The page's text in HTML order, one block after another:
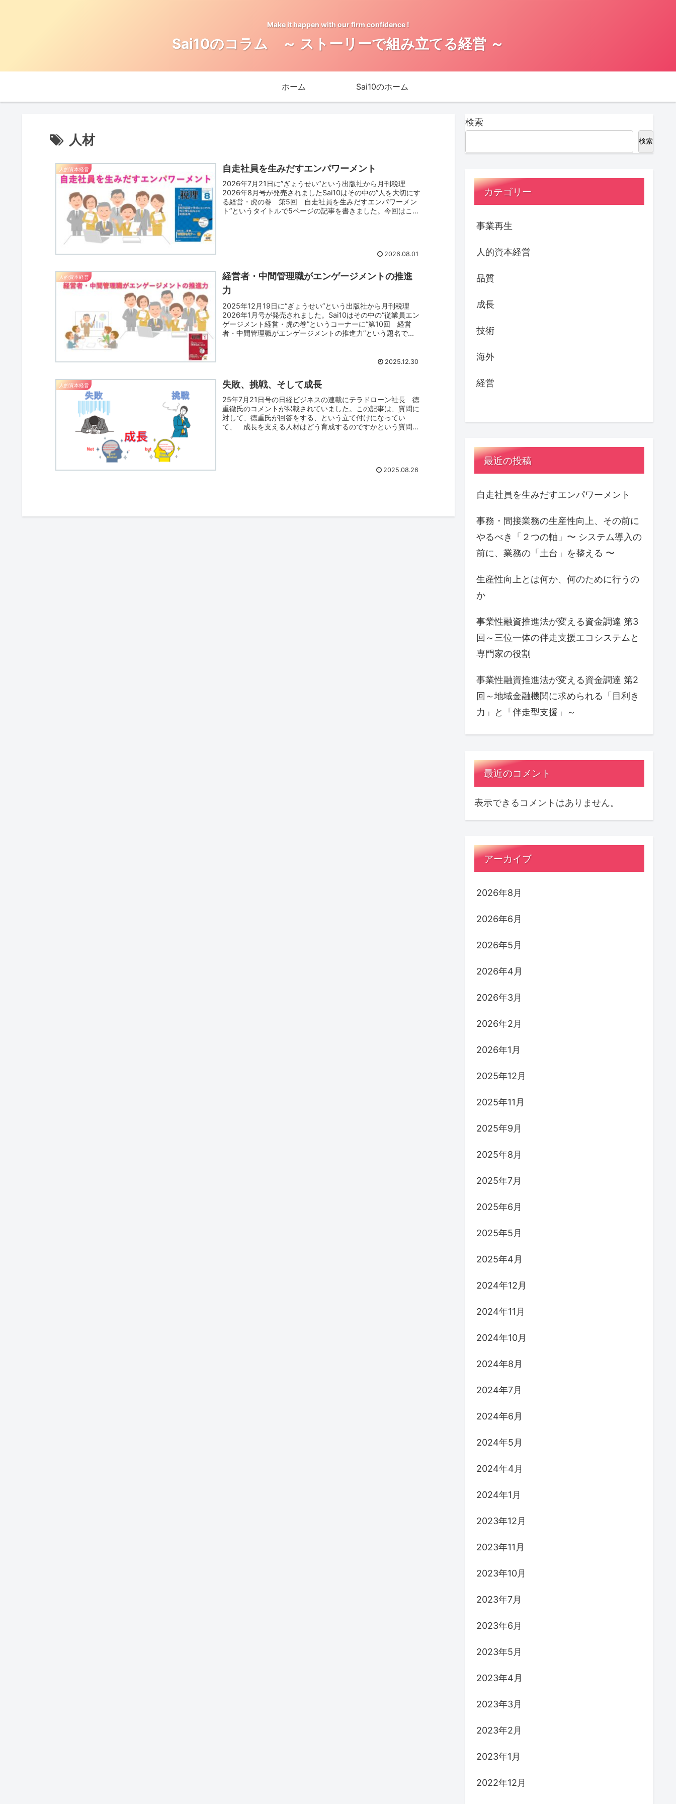
Make it happen with our firm confidence !
Sai10のコラム ～ ストーリーで組み立てる経営 ～
ホーム Sai10のホーム
人材
人的資本経営 自走社員を生みだすエンパワーメント
2026年7月21日に”ぎょうせい”という出版社から月刊税理
2026年8月号が発売されましたSai10はその中の”人を大切にす
る経営・虎の巻 第5回 自走社員を生みだすエンパワーメン
ト”というタイトルで5ページの記事を書きました。今回はこ
2026.08.01
人的資本経営
経営者・中間管理職がエンゲージメントの推進
力
2025年12月19日に“ぎょうせい”という出版社から月刊税理
2026年1月号が発売されました。Sai10はその中の“従業員エン
ゲージメント経営・虎の巻”というコーナーに“第10回 経営
者・中間管理職がエンゲージメントの推進力”という題名で...
2025.12.30
人的資本経営 失敗、挑戦、そして成長
25年7月21日号の日経ビジネスの連載にテラドローン社長 徳
重徹氏のコメントが掲載されていました。この記事は、質問に
対して、徳重氏が回答をする、という立て付けになってい
て、 成長を支える人材はどう育成するのですかという質問対
2025.08.26
検索
検索
カテゴリー
事業再生
人的資本経営
品質
成長
技術
海外
経営
最近の投稿
自走社員を生みだすエンパワーメント
事務・間接業務の生産性向上、その前に
やるべき「２つの軸」〜 システム導入の
前に、業務の「土台」を整える 〜
生産性向上とは何か、何のために行うの
か
事業性融資推進法が変える資金調達 第3
回～三位一体の伴走支援エコシステムと
専門家の役割
事業性融資推進法が変える資金調達 第2
回～地域金融機関に求められる「目利き
力」と「伴走型支援」～
最近のコメント
表示できるコメントはありません。
アーカイブ
2026年8月
2026年6月
2026年5月
2026年4月
2026年3月
2026年2月
2026年1月
2025年12月
2025年11月
2025年9月
2025年8月
2025年7月
2025年6月
2025年5月
2025年4月
2024年12月
2024年11月
2024年10月
2024年8月
2024年7月
2024年6月
2024年5月
2024年4月
2024年1月
2023年12月
2023年11月
2023年10月
2023年7月
2023年6月
2023年5月
2023年4月
2023年3月
2023年2月
2023年1月
2022年12月